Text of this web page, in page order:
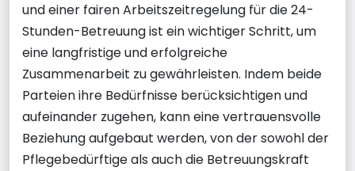
und einer fairen Arbeitszeitregelung für die 24-
Stunden-Betreuung ist ein wichtiger Schritt, um
eine langfristige und erfolgreiche
Zusammenarbeit zu gewährleisten. Indem beide
Parteien ihre Bedürfnisse berücksichtigen und
aufeinander zugehen, kann eine vertrauensvolle
Beziehung aufgebaut werden, von der sowohl der
Pflegebedürftige als auch die Betreuungskraft